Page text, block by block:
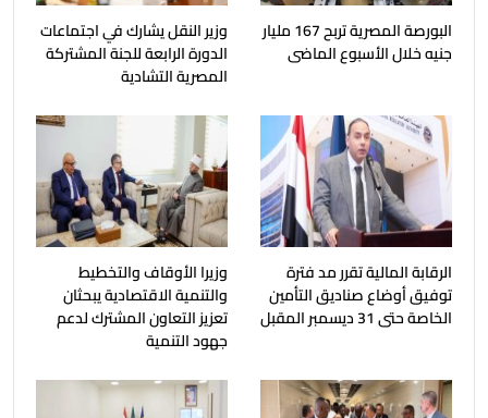
البورصة المصرية تربح 167 مليار
جنيه خلال الأسبوع الماضى
وزير النقل يشارك في اجتماعات
الدورة الرابعة للجنة المشتركة
المصرية التشادية
الرقابة المالية تقرر مد فترة
توفيق أوضاع صناديق التأمين
الخاصة حتى 31 ديسمبر المقبل
وزيرا الأوقاف والتخطيط
والتنمية الاقتصادية يبحثان
تعزيز التعاون المشترك لدعم
جهود التنمية